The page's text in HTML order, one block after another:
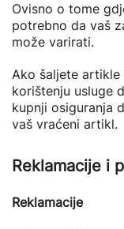
Ovisno o tome
potrebno da vaš
može varirati.
Ako šaljete
korištenju usluge
kupnji osiguranja
vaš vraćeni artikl.
Reklamacije i
Reklamacije